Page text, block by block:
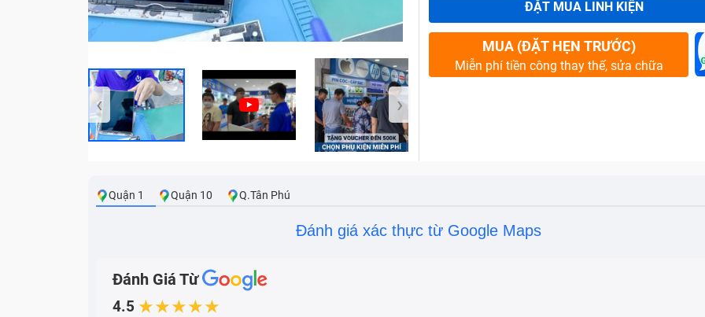
‹ ›
ĐẶT MUA LINH KIỆN
MUA (ĐẶT HẸN TRƯỚC)
Miễn phí tiền công thay thế, sửa chữa
Quận 1 Quận 10 Q.Tân Phú
Đánh giá xác thực từ Google Maps
Đánh Giá Từ
4.5 ★★★★★